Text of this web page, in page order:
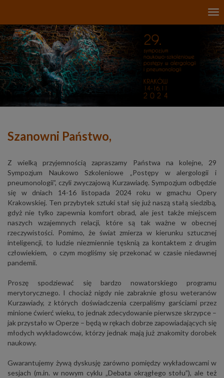
strona
internetowa
zawiera
system
ułatwień
dostępu.
Szanowni Państwo,
Z wielką przyjemnością zapraszamy Państwa na kolejne, 29
Sympozjum Naukowo Szkoleniowe „Postępy w alergologii i
pneumonologii”, czyli zwyczajową Kurzawiadę. Sympozjum odbędzie
się w dniach 14-16 listopada 2024 roku w gmachu Opery
Krakowskiej. Ten przybytek sztuki stał się już naszą stałą siedzibą,
gdyż nie tylko zapewnia komfort obrad, ale jest także miejscem
naszych wzajemnych relacji, które są tak ważne w obecnej
rzeczywistości. Pomimo, że świat zmierza w kierunku sztucznej
inteligencji, to ludzie niezmiennie tęsknią za kontaktem z drugim
człowiekiem, o czym mogliśmy się przekonać w czasie niedawnej
pandemii.
Proszę spodziewać się bardzo nowatorskiego programu
merytorycznego. I chociaż nigdy nie zabraknie głosu weteranów
Kurzawiady, z których doświadczenia czerpaliśmy garściami przez
minione ćwierć wieku, to jednak zdecydowanie pierwsze skrzypce –
jak przystało w Operze – będą w rękach dobrze zapowiadających się
młodych wykładowców, którzy jednak mają już znakomity dorobek
naukowy.
Gwarantujemy żywą dyskusję zarówno pomiędzy wykładowcami w
sesjach (m.in. w nowym cyklu „Debata okrągłego stołu”), ale też